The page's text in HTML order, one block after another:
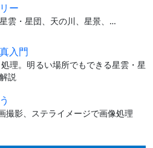
ー
雲・星団、天の川、星景、…
入門
理。明るい場所でもできる星雲・星
説
撮影、ステライメージで画像処理